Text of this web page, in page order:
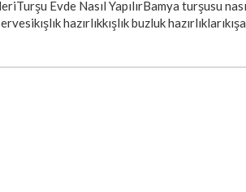
Turşu Evde Nasıl YapılırBamya turşusu
kışlık hazırlıkkışlık buzluk hazırlıkları